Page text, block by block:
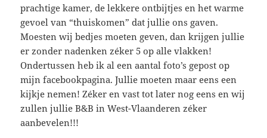
prachtige kamer, de lekkere ontbijtjes en het warme
gevoel van “thuiskomen” dat jullie ons gaven.
Moesten wij bedjes moeten geven, dan krijgen jullie
er zonder nadenken zéker 5 op alle vlakken!
Ondertussen heb ik al een aantal foto’s gepost op
mijn facebookpagina. Jullie moeten maar eens een
kijkje nemen! Zéker en vast tot later nog eens en wij
zullen jullie B&B in West-Vlaanderen zéker
aanbevelen!!!